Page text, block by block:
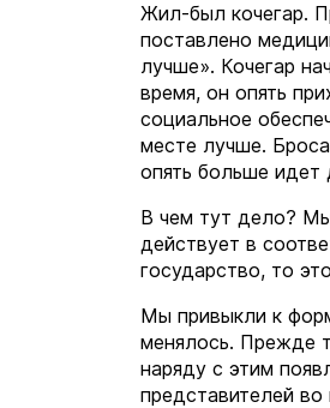
Жил-был кочегар.
поставлено
лучше». Кочегар
время, он опять
социальное
месте лучше.
опять больше
В чем тут дело? Мы
действует в
государство, то
Мы привыкли к
менялось. Прежде
наряду с этим
представителей